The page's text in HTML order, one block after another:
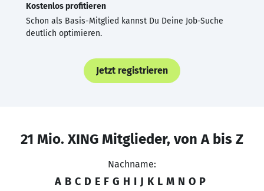
Kostenlos profitieren
Schon als Basis-Mitglied kannst Du Deine Job-Suche
deutlich optimieren.
Jetzt registrieren
21 Mio. XING Mitglieder, von A bis Z
Nachname:
A B C D E F G H I J K L M N O P